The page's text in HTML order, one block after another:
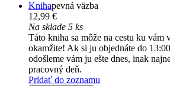
Knihapevná väzba
12,99 €
Na sklade 5 ks
Táto kniha sa môže na cestu ku
okamžite! Ak si ju objednáte do
odošleme vám ju ešte dnes, inak
pracovný deň.
Pridať do zoznamu